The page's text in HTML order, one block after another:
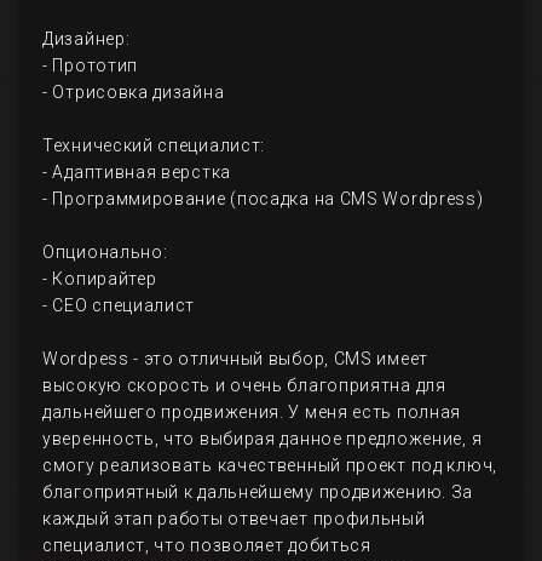
Дизайнер:
- Прототип
- Отрисовка дизайна
Технический специалист:
- Адаптивная верстка
- Программирование (посадка на CMS Wordpress)
Опционально:
- Копирайтер
- СЕО специалист
Wordpess - это отличный выбор, CMS имеет
высокую скорость и очень благоприятна для
дальнейшего продвижения. У меня есть полная
уверенность, что выбирая данное предложение, я
смогу реализовать качественный проект под ключ,
благоприятный к дальнейшему продвижению. За
каждый этап работы отвечает профильный
специалист, что позволяет добиться